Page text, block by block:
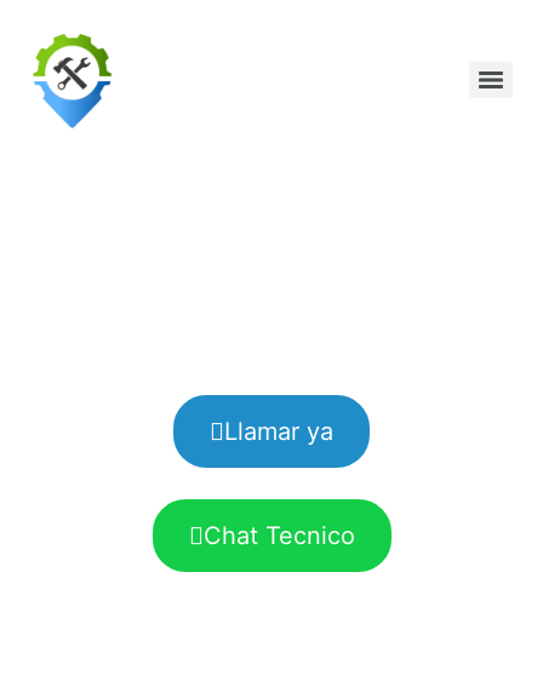
Llamar ya
Chat Tecnico